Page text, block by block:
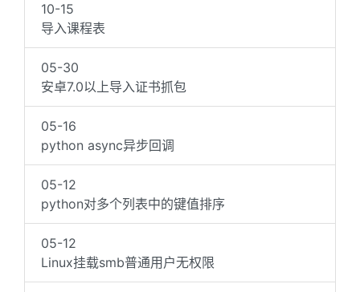
10-15
导入课程表
05-30
安卓7.0以上导入证书抓包
05-16
python async异步回调
05-12
python对多个列表中的键值排序
05-12
Linux挂载smb普通用户无权限